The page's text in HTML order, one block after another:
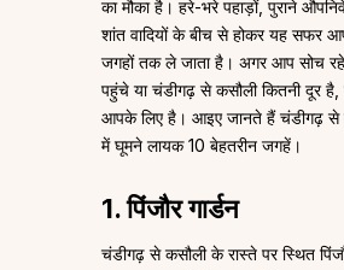
का मौका है। हरे-भरे पहाड़ों, पुराने
शांत वादियों के बीच से होकर यह सफर
जगहों तक ले जाता है। अगर आप सोच
पहुंचे या चंडीगढ़ से कसौली कितनी दूर है,
आपके लिए है। आइए जानते हैं चंडीगढ़ से
में घूमने लायक 10 बेहतरीन जगहें।
1. पिंजौर गार्डन
चंडीगढ़ से कसौली के रास्ते पर स्थित